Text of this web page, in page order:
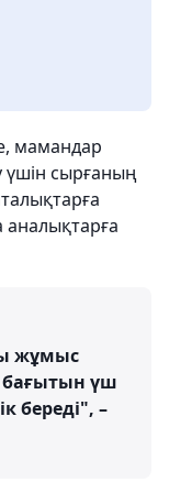
мамандар
үшін сырғаның
аналықтарға
жұмыс
бағытын үш
береді", –